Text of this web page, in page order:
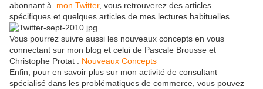
abonnant à mon Twitter, vous retrouverez des articles
spécifiques et quelques articles de mes lectures habituelles.
Vous pourrez suivre aussi les nouveaux concepts en vous
connectant sur mon blog et celui de Pascale Brousse et
Christophe Protat : Nouveaux Concepts
Enfin, pour en savoir plus sur mon activité de consultant
spécialisé dans les problématiques de commerce, vous pouvez